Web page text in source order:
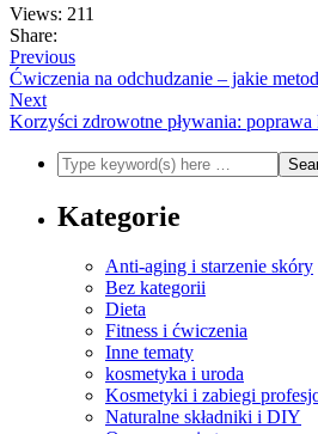
Views: 211
Share:
Previous
Ćwiczenia na odchudzanie – jakie
Next
Korzyści zdrowotne pływania:
Kategorie
Anti-aging i starzenie skóry
Bez kategorii
Dieta
Fitness i ćwiczenia
Inne tematy
kosmetyka i uroda
Kosmetyki i zabiegi
Naturalne składniki i DIY